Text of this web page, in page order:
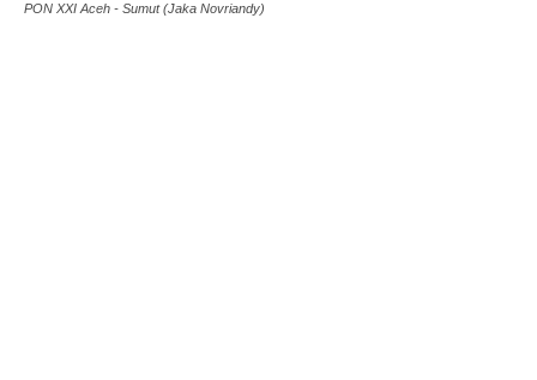
PON XXI Aceh - Sumut (Jaka Novriandy)